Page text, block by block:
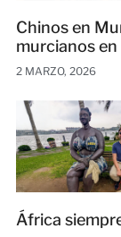
Chinos en
murcianos en
2 MARZO, 2026
África